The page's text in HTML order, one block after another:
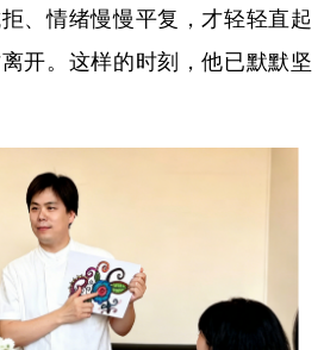
、情绪慢慢平复，才轻轻直起
开。这样的时刻，他已默默坚